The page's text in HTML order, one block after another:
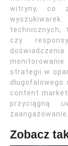
witryny, co
technicznych,
czy
monitorowanie
strategii w
content
przyciągną
zaangażowanie.
Zobacz